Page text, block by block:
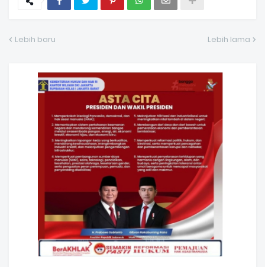
Lebih baru Lebih lama